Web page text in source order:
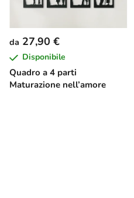
Quadro a 4 parti
Maturazione nell’amore
da 27,90 €
Disponibile